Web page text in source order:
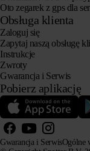
Oto zegarek z gps dla
Obsługa klienta
Zaloguj się
Zapytaj naszą obsługę
Instrukcje
Zwroty
Gwarancja i Serwis
Pobierz aplikację
Gwarancja i SerwisOgólne